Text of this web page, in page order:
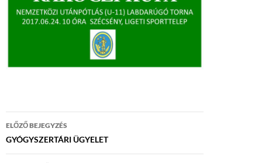
Bejegyzés
navigáció
ELŐZŐ BEJEGYZÉS
GYÓGYSZERTÁRI ÜGYELET